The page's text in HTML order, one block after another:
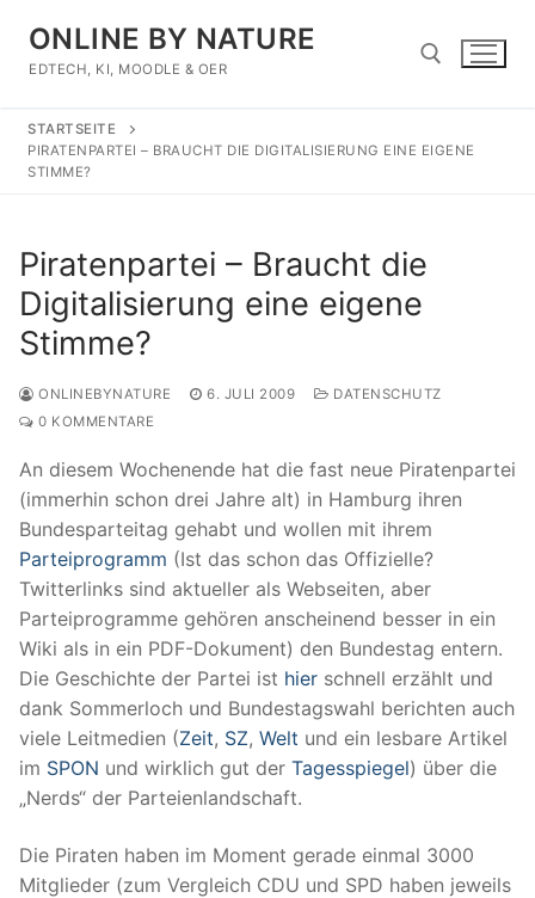
Inhalt
springen
ONLINE BY NATURE
EDTECH, KI, MOODLE & OER
Suchen nach:
STARTSEITE
PIRATENPARTEI – BRAUCHT DIE DIGITALISIERUNG EINE EIGENE
STIMME?
Piratenpartei – Braucht die
Digitalisierung eine eigene
Stimme?
ONLINEBYNATURE 6. JULI 2009
DATENSCHUTZ
0 KOMMENTARE
An diesem Wochenende hat die fast neue Piratenpartei
(immerhin schon drei Jahre alt) in Hamburg ihren
Bundesparteitag gehabt und wollen mit ihrem
Parteiprogramm (Ist das schon das Offizielle?
Twitterlinks sind aktueller als Webseiten, aber
Parteiprogramme gehören anscheinend besser in ein
Wiki als in ein PDF-Dokument) den Bundestag entern.
Die Geschichte der Partei ist hier schnell erzählt und
dank Sommerloch und Bundestagswahl berichten auch
viele Leitmedien (Zeit, SZ, Welt und ein lesbare Artikel
im SPON und wirklich gut der Tagesspiegel) über die
„Nerds“ der Parteienlandschaft.
Die Piraten haben im Moment gerade einmal 3000
Mitglieder (zum Vergleich CDU und SPD haben jeweils